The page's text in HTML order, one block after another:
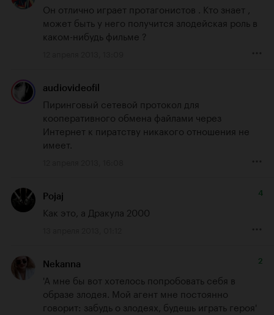
Он отлично играет протагонистов . Кто знает ,
может быть у него получится злодейская роль в
каком-нибудь фильме ?
audiovideofil
Пиринговый сетевой протокол для
кооперативного обмена файлами через
Интернет к пиратству никакого отношения не
имеет.
Pojaj 4
Как это, а Дракула 2000
Nekanna 2
'А мне бы вот хотелось попробовать себя в
образе злодея. Мой агент мне постоянно
говорит: забудь о злодеях, будешь играть героя'